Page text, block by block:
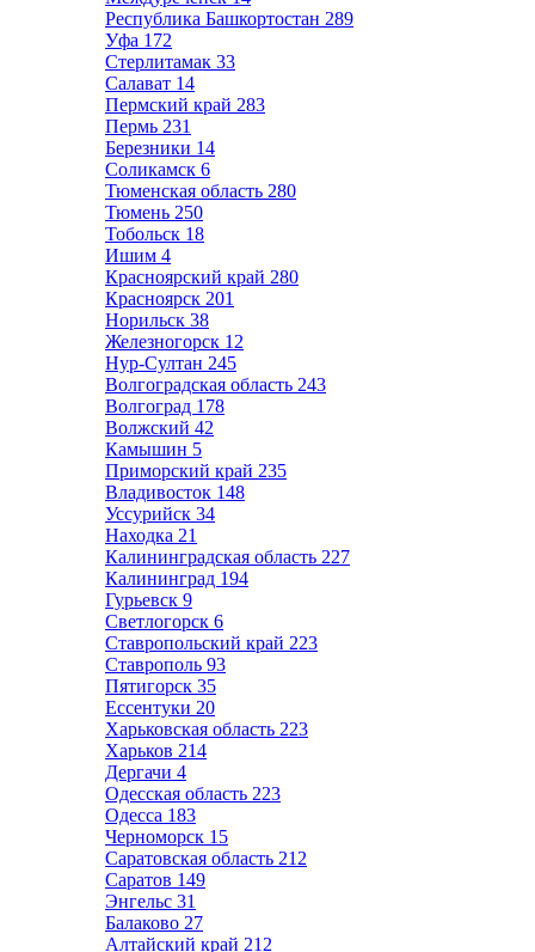
Республика Башкортостан 289
Уфа 172
Стерлитамак 33
Салават 14
Пермский край 283
Пермь 231
Березники 14
Соликамск 6
Тюменская область 280
Тюмень 250
Тобольск 18
Ишим 4
Красноярский край 280
Красноярск 201
Норильск 38
Железногорск 12
Нур-Султан 245
Волгоградская область 243
Волгоград 178
Волжский 42
Камышин 5
Приморский край 235
Владивосток 148
Уссурийск 34
Находка 21
Калининградская область 227
Калининград 194
Гурьевск 9
Светлогорск 6
Ставропольский край 223
Ставрополь 93
Пятигорск 35
Ессентуки 20
Харьковская область 223
Харьков 214
Дергачи 4
Одесская область 223
Одесса 183
Черноморск 15
Саратовская область 212
Саратов 149
Энгельс 31
Балаково 27
Алтайский край 212